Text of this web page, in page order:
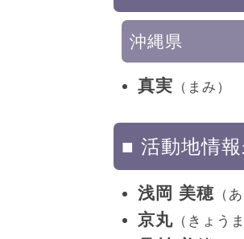
沖縄県
真実 （まみ）
■ 活動地情
浅岡 美穂 （
京丸 （きょう